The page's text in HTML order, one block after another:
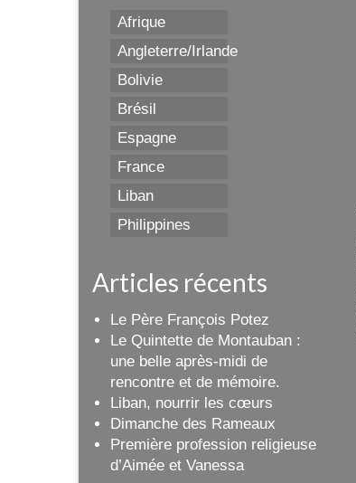
Afrique
Angleterre/Irlande
Bolivie
Brésil
Espagne
France
Liban
Philippines
Articles récents
Le Père François Potez
Le Quintette de Montauban :
une belle après-midi de
rencontre et de mémoire.
Liban, nourrir les cœurs
Dimanche des Rameaux
Première profession religieuse
d’Aimée et Vanessa